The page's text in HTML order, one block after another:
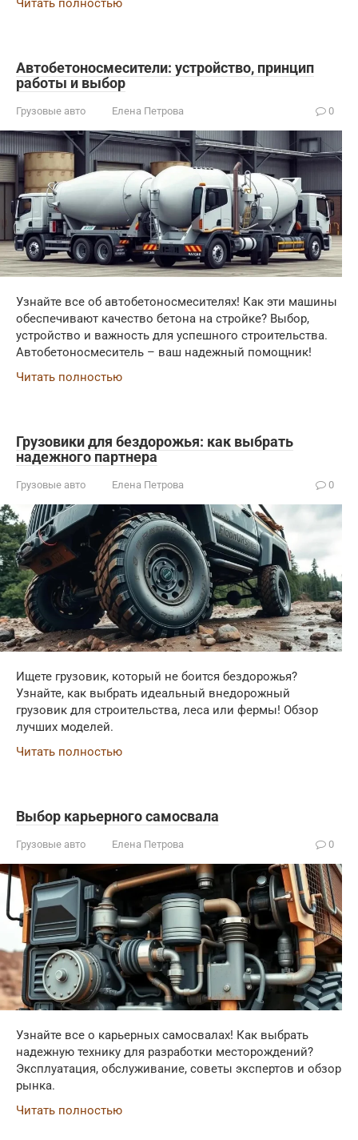
Читать полностью
Автобетоносмесители: устройство, принцип
работы и выбор
Грузовые авто Елена Петрова 0
Узнайте все об автобетоносмесителях! Как эти машины
обеспечивают качество бетона на стройке? Выбор,
устройство и важность для успешного строительства.
Автобетоносмеситель – ваш надежный помощник!
Читать полностью
Грузовики для бездорожья: как выбрать
надежного партнера
Грузовые авто Елена Петрова 0
Ищете грузовик, который не боится бездорожья?
Узнайте, как выбрать идеальный внедорожный
грузовик для строительства, леса или фермы! Обзор
лучших моделей.
Читать полностью
Выбор карьерного самосвала
Грузовые авто Елена Петрова 0
Узнайте все о карьерных самосвалах! Как выбрать
надежную технику для разработки месторождений?
Эксплуатация, обслуживание, советы экспертов и обзор
рынка.
Читать полностью